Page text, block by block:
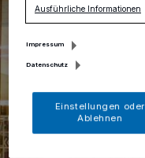
Ausführliche Informationen
Impressum
Datenschutz
Einstellungen oder
Ablehnen